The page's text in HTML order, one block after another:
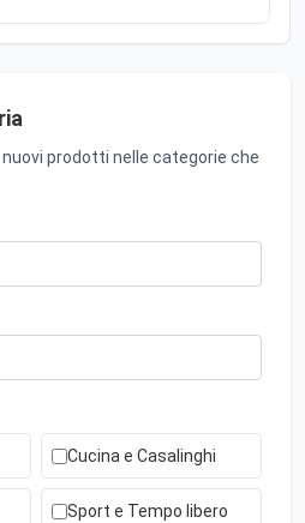
prodotti nelle categorie che
Cucina e Casalinghi
Sport e Tempo libero